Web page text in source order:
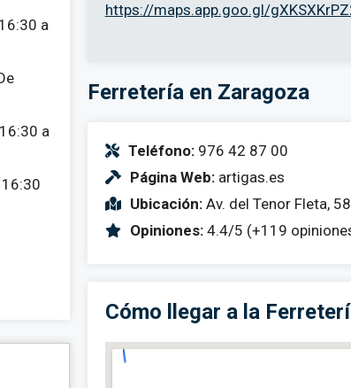
a
a
16:30
https://maps.app.goo.gl/
Ferretería en Zaragoza
Teléfono:976 42 87 00
Página Web:artigas.es
Ubicación:Av. del Tenor Fleta,
Opiniones:4.4/5 (+119
Cómo llegar a la